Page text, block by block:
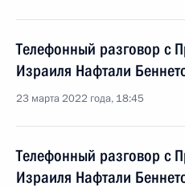
Телефонный разговор с
Израиля Нафтали
23 марта 2022 года, 18:45
Телефонный разговор с
Израиля Нафтали